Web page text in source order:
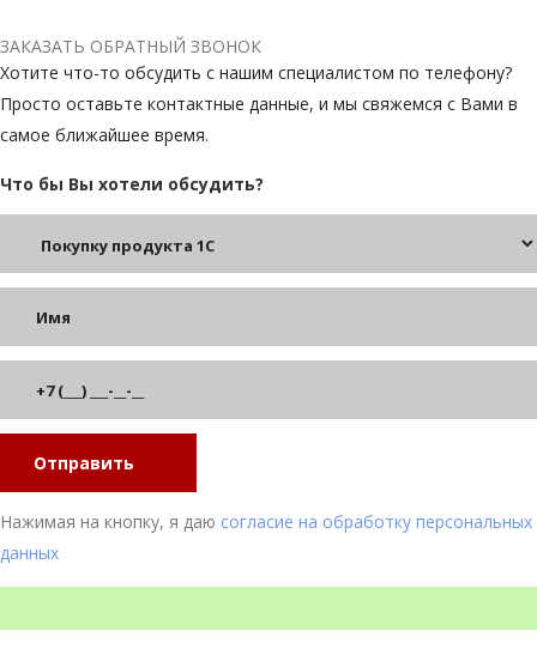
ЗАКАЗАТЬ ОБРАТНЫЙ ЗВОНОК
Хотите что-то обсудить с нашим специалистом по телефону?
Просто оставьте контактные данные, и мы свяжемся с Вами в
самое ближайшее время.
Что бы Вы хотели обсудить?
Отправить
Нажимая на кнопку, я даю согласие на обработку персональных
данных